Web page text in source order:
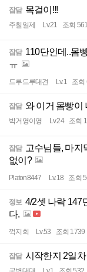
잡담 목걸이!!!
주칠일제 Lv.21 조회 561
잡담 110단인데..몸
ㅠ
드루드루대견 Lv.1 조회
잡담 와 이거 몸빵이
박거영이영 Lv.24 조회
잡담 고수님들, 마지
없이?
Platon8447 Lv.18 조회
정보 4/2셋 나락 147
다.
꺽지회 Lv.53 조회 1739
잡담 시작한지 2일